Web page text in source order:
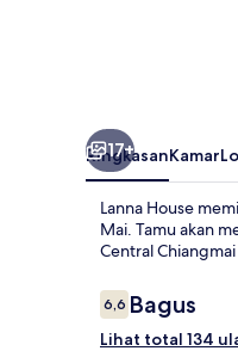
17+
RingkasanKamar
Lanna House
Mai. Tamu akan
Central
Ulasan
6,66,6 dari 10
Bagus
Lihat total 134